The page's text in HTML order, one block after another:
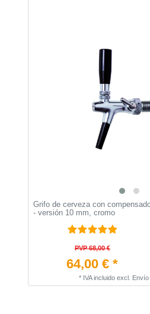
Grifo de cerveza con
- versión 10 mm, cromo
PVP 68,00 €
64,00 € *
* IVA incluido excl. Envío